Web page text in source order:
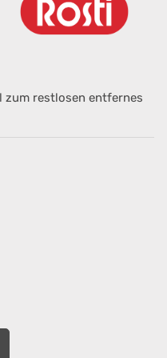
zum restlosen entfernes
Wert ein